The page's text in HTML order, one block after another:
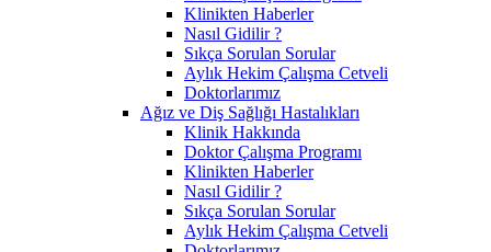
Klinikten Haberler
Nasıl Gidilir ?
Sıkça Sorulan Sorular
Aylık Hekim Çalışma Cetveli
Doktorlarımız
Ağız ve Diş Sağlığı Hastalıkları
Klinik Hakkında
Doktor Çalışma Programı
Klinikten Haberler
Nasıl Gidilir ?
Sıkça Sorulan Sorular
Aylık Hekim Çalışma Cetveli